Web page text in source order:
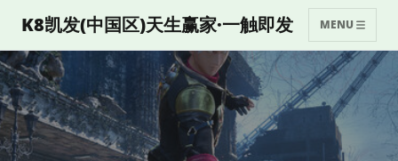
K8凯发(中国区)天生赢家·一触即发 MENU